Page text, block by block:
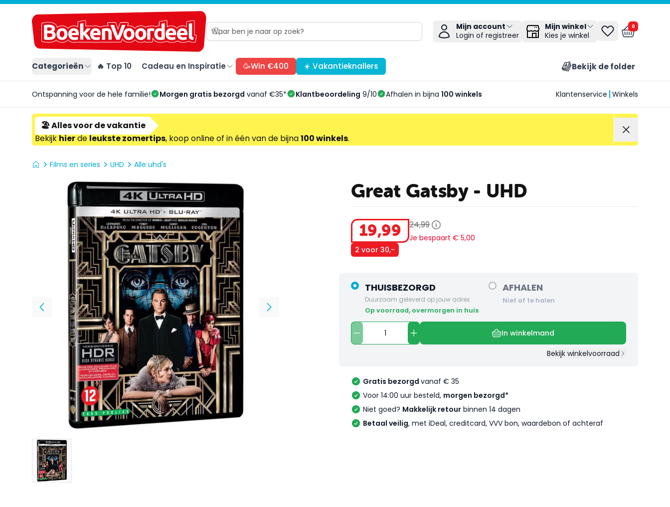
Mijn account
Login of registreer
Mijn winkel
Kies je winkel
0
Categorieën 🔥 Top 10 Cadeau en Inspiratie 🥳Win €400 ☀️ Vakantieknallers Bekijk de folder
Ontspanning voor de hele familie! Morgen gratis bezorgd vanaf €35* Klantbeoordeling 9/10 Afhalen in bijna 100 winkels Klantenservice Winkels
🏖️ Alles voor de vakantie
Bekijkhierdeleukste zomertips, koop online of in één van de bijna100 winkels.
Films en series UHD Alle uhd's
Great Gatsby - UHD
19,99 24,99
Je bespaart € 5,00
2 voor 30,-
THUISBEZORGD
Duurzaam geleverd op jouw adres
op voorraad, overmorgen in huis
AFHALEN
Niet af te halen
In winkelmand
Bekijk winkelvoorraad
Gratis bezorgd vanaf € 35
Voor 14:00 uur besteld, morgen bezorgd*
Niet goed? Makkelijk retour binnen 14 dagen
Betaal veilig, met iDeal, creditcard, VVV bon, waardebon of achteraf